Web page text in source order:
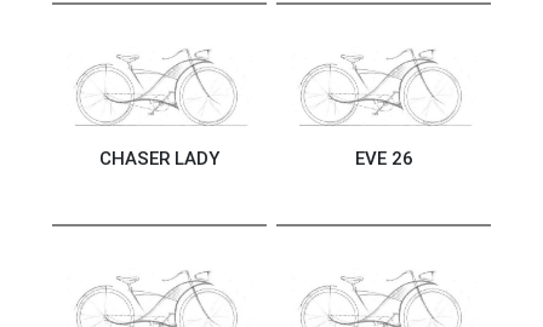
CHASER LADY EVE 26